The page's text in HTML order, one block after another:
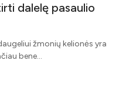
dalelę pasaulio
žmonių kelionės yra
bene…